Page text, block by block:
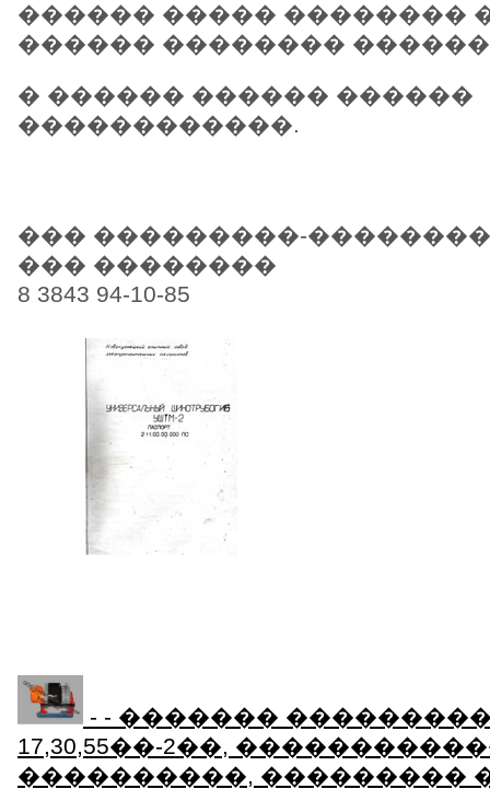
������ ����� ��������
������ ��������
� ������ ������ ������
������������.
��� ���������-
��� ��������
8 3843 94-10-85
- - �������
17,30,55��-2��,
����������, ���������